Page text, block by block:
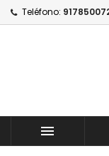
Teléfono:
